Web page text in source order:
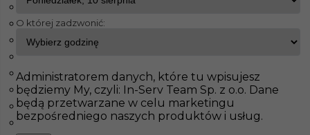
InServ Oferty pracy
Pokaż filtr
Unterhaching
Oberhausen
Nürnberg
Wutöschingen
Achim
Tiefenbach
Solingen
O której zadzwonić:
Administratorem danych, które tu wpisujesz
będziemy My, czyli: In-Serv Team Sp. z o.o. Dane
będą przetwarzane w celu marketingu
bezpośredniego naszych produktów i usług.